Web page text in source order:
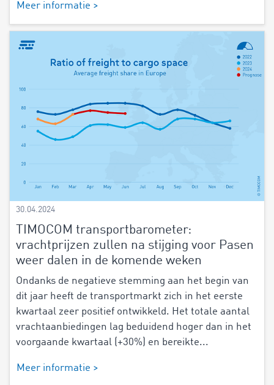
Meer informatie >
30.04.2024
TIMOCOM transportbarometer:
vrachtprijzen zullen na stijging voor Pasen
weer dalen in de komende weken
Ondanks de negatieve stemming aan het begin van
dit jaar heeft de transportmarkt zich in het eerste
kwartaal zeer positief ontwikkeld. Het totale aantal
vrachtaanbiedingen lag beduidend hoger dan in het
voorgaande kwartaal (+30%) en bereikte...
Meer informatie >